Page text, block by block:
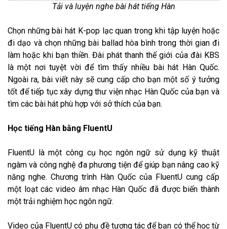
Tải và luyện nghe bài hát tiếng Hàn
Chọn những bài hát K-pop lạc quan trong khi tập luyện hoặc
đi dạo và chọn những bài ballad hòa bình trong thời gian đi
làm hoặc khi bạn thiền. Đài phát thanh thế giới của đài KBS
là một nơi tuyệt vời để tìm thấy nhiều bài hát Hàn Quốc.
Ngoài ra, bài viết này sẽ cung cấp cho bạn một số ý tưởng
tốt để tiếp tục xây dựng thư viện nhạc Hàn Quốc của bạn và
tìm các bài hát phù hợp với sở thích của bạn.
Học tiếng Hàn bằng FluentU
FluentU là một công cụ học ngôn ngữ sử dụng kỹ thuật
ngâm và công nghệ đa phương tiện để giúp bạn nâng cao kỹ
năng nghe. Chương trình Hàn Quốc của FluentU cung cấp
một loạt các video âm nhạc Hàn Quốc đã được biến thành
một trải nghiệm học ngôn ngữ.
Video của FluentU có phụ đề tương tác để bạn có thể học từ